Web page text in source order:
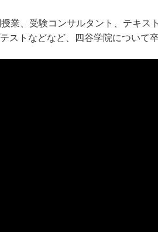
業、受験コンサルタント、テキス
ストなどなど、四谷学院について